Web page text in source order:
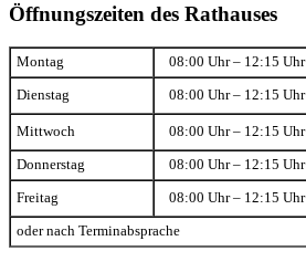
Öffnungszeiten des Rathauses
Montag 08:00 Uhr – 12:15 Uhr
Dienstag 08:00 Uhr – 12:15 Uhr
Mittwoch 08:00 Uhr – 12:15 Uhr
Donnerstag 08:00 Uhr – 12:15 Uhr
Freitag 08:00 Uhr – 12:15 Uhr
oder nach Terminabsprache